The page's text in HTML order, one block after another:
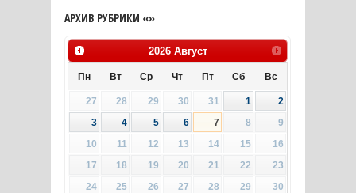
АРХИВ РУБРИКИ «»
2026 Август
Пн Вт Ср Чт Пт Сб Вс
27 28 29 30 31 1
2
3
4 5 6 7 8
9
10
11 12 13 14 15
16
17
18 19 20 21 22
23
24
25 26 27 28 29
30